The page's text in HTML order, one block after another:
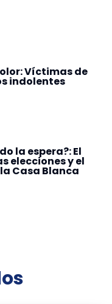
Víctimas de
indolentes
la espera?: El
elecciones y el
Casa Blanca